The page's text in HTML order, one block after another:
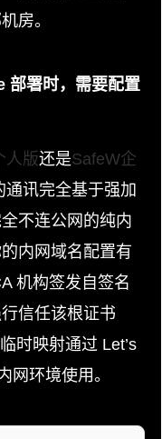
房。
部署时，需要配置
人版还是SafeW企
讯完全基于强加
不连公网的纯内
内网域名配置有
机构签发自签名
信任该根证书
时映射通过 Let’s
网环境使用。